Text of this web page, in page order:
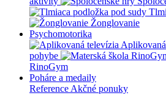
Žonglovanie
Psychomotorika
pohybe
RinoGym
Poháre a medaily
Reference Akčné ponuky